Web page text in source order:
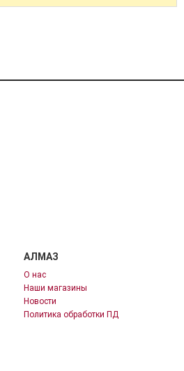
АЛМАЗ
О нас
Наши магазины
Новости
Политика обработки ПД